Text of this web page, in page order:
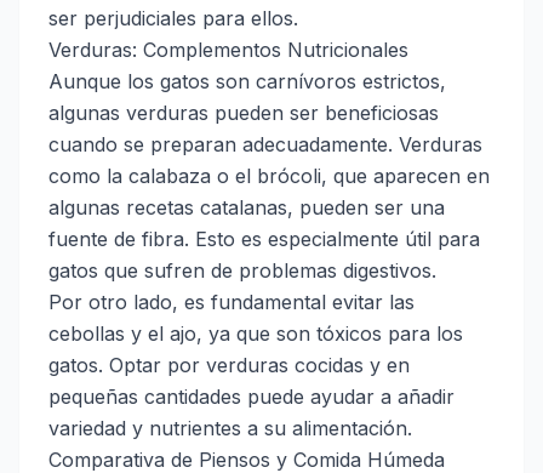
ser perjudiciales para ellos.
Verduras: Complementos Nutricionales
Aunque los gatos son carnívoros estrictos,
algunas verduras pueden ser beneficiosas
cuando se preparan adecuadamente. Verduras
como la calabaza o el brócoli, que aparecen en
algunas recetas catalanas, pueden ser una
fuente de fibra. Esto es especialmente útil para
gatos que sufren de problemas digestivos.
Por otro lado, es fundamental evitar las
cebollas y el ajo, ya que son tóxicos para los
gatos. Optar por verduras cocidas y en
pequeñas cantidades puede ayudar a añadir
variedad y nutrientes a su alimentación.
Comparativa de Piensos y Comida Húmeda